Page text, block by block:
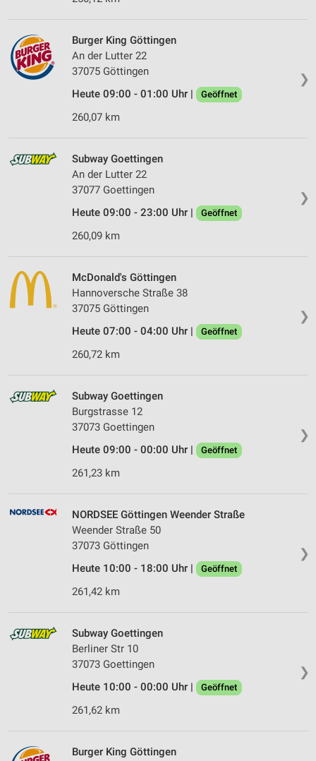
❯
Burger King Göttingen
An der Lutter 22
37075 Göttingen
Heute 09:00 - 01:00 Uhr |
Geöffnet
260,07 km
❯
Subway Goettingen
An der Lutter 22
37077 Goettingen
Heute 09:00 - 23:00 Uhr |
Geöffnet
260,09 km
❯
McDonald's Göttingen
Hannoversche Straße 38
37075 Göttingen
Heute 07:00 - 04:00 Uhr |
Geöffnet
260,72 km
❯
Subway Goettingen
Burgstrasse 12
37073 Goettingen
Heute 09:00 - 00:00 Uhr |
Geöffnet
261,23 km
❯
NORDSEE Göttingen Weender Straße
Weender Straße 50
37073 Göttingen
Heute 10:00 - 18:00 Uhr |
Geöffnet
261,42 km
❯
Subway Goettingen
Berliner Str 10
37073 Goettingen
Heute 10:00 - 00:00 Uhr |
Geöffnet
261,62 km
Burger King Göttingen